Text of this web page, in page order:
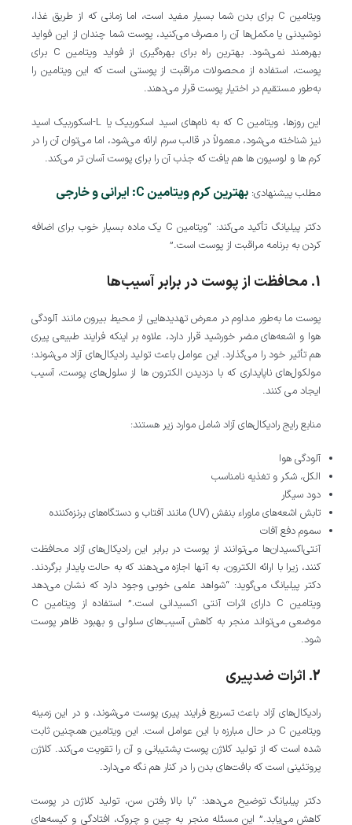
ویتامین C برای بدن شما بسیار مفید است، اما زمانی که از طریق غذا،
نوشیدنی یا مکمل‌ها آن را مصرف می‌کنید، پوست شما چندان از این فواید
بهره‌مند نمی‌شود. بهترین راه برای بهره‌گیری از فواید ویتامین C برای
پوست، استفاده از محصولات مراقبت از پوستی است که این ویتامین را
به‌طور مستقیم در اختیار پوست قرار می‌دهند.
این روزها، ویتامین C که به نام‌های اسید اسکوربیک یا L-اسکوربیک اسید
نیز شناخته می‌شود، معمولاً در قالب سرم ارائه می‌شود، اما می‌توان آن را در
کرم‌ ها و لوسیون‌ ها هم یافت که جذب آن را برای پوست آسان‌ تر می‌کند.
مطلب پیشنهادی: بهترین کرم ویتامین C: ایرانی و خارجی
دکتر پیلیانگ تأکید می‌کند: “ویتامین C یک ماده بسیار خوب برای اضافه
کردن به برنامه مراقبت از پوست است.”
1. محافظت از پوست در برابر آسیب‌ها
پوست ما به‌طور مداوم در معرض تهدیدهایی از محیط بیرون مانند آلودگی
هوا و اشعه‌های مضر خورشید قرار دارد، علاوه بر اینکه فرایند طبیعی پیری
هم تأثیر خود را می‌گذارد. این عوامل باعث تولید رادیکال‌های آزاد می‌شوند؛
مولکول‌های ناپایداری که با دزدیدن الکترون‌ ها از سلول‌های پوست، آسیب
ایجاد می‌ کنند.
منابع رایج رادیکال‌های آزاد شامل موارد زیر هستند:
آلودگی هوا
الکل، شکر و تغذیه نامناسب
دود سیگار
تابش اشعه‌های ماوراء بنفش (UV) مانند آفتاب و دستگاه‌های برنزه‌کننده
سموم دفع آفات
آنتی‌اکسیدان‌ها می‌توانند از پوست در برابر این رادیکال‌های آزاد محافظت
کنند، زیرا با ارائه الکترون، به آنها اجازه می‌دهند که به حالت پایدار برگردند.
دکتر پیلیانگ می‌گوید: “شواهد علمی خوبی وجود دارد که نشان می‌دهد
ویتامین C دارای اثرات آنتی‌ اکسیدانی است.” استفاده از ویتامین C
موضعی می‌تواند منجر به کاهش آسیب‌های سلولی و بهبود ظاهر پوست
شود.
2. اثرات ضدپیری
رادیکال‌های آزاد باعث تسریع فرایند پیری پوست می‌شوند، و در این زمینه
ویتامین C در حال مبارزه با این عوامل است. این ویتامین همچنین ثابت
شده است که از تولید کلاژن پوست پشتیبانی و آن را تقویت می‌کند. کلاژن
پروتئینی است که بافت‌های بدن را در کنار هم نگه می‌دارد.
دکتر پیلیانگ توضیح می‌دهد: “با بالا رفتن سن، تولید کلاژن در پوست
کاهش می‌یابد.” این مسئله منجر به چین و چروک، افتادگی و کیسه‌های